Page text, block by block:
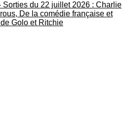
Sorties du 22 juillet 2026 : Charlie
De la comédie française et
Golo et Ritchie